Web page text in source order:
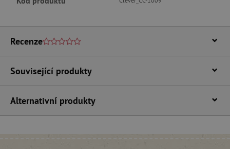
Recenze
Související produkty
Alternativní produkty